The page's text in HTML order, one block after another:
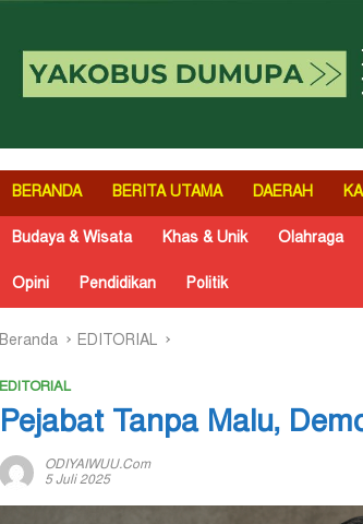
BERANDA BERITA UTAMA DAERAH
Budaya & Wisata Khas & Unik Olahraga
Opini Pendidikan Politik
Beranda EDITORIAL
EDITORIAL
Pejabat Tanpa Malu,
ODIYAIWUU.com
5 Juli 2025